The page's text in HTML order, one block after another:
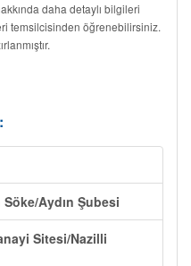
daha detaylı bilgileri
temsilcisinden öğrenebilirsiniz.
Aydın Şubesi
Sitesi/Nazilli